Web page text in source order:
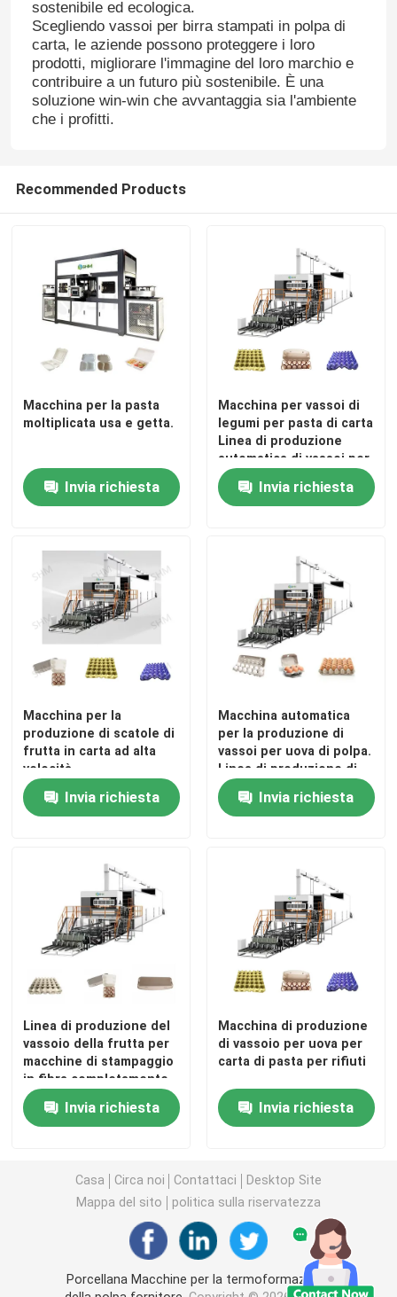
sostenibile ed ecologica.
Scegliendo vassoi per birra stampati in polpa di
carta, le aziende possono proteggere i loro
prodotti, migliorare l'immagine del loro marchio e
contribuire a un futuro più sostenibile. È una
soluzione win-win che avvantaggia sia l'ambiente
che i profitti.
Recommended Products
Macchina per la pasta
moltiplicata usa e getta.
Invia richiesta
Macchina per vassoi di
legumi per pasta di carta
Linea di produzione
automatica di vassoi per
mele
Invia richiesta
Macchina per la
produzione di scatole di
frutta in carta ad alta
velocità
Invia richiesta
Macchina automatica
per la produzione di
vassoi per uova di polpa.
Linea di produzione di
vassoi medici ad alta
resistenza. Attrezzature
Invia richiesta
Linea di produzione del
vassoio della frutta per
macchine di stampaggio
in fibra completamente
automatiche
Invia richiesta
Macchina di produzione
di vassoio per uova per
carta di pasta per rifiuti
Invia richiesta
Casa Circa noi Contattaci
Desktop Site
Mappa del sito
politica sulla riservatezza
Porcellana Macchine per la termoformazione